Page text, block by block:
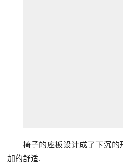
椅子的座板设计成了下沉
加的舒适.